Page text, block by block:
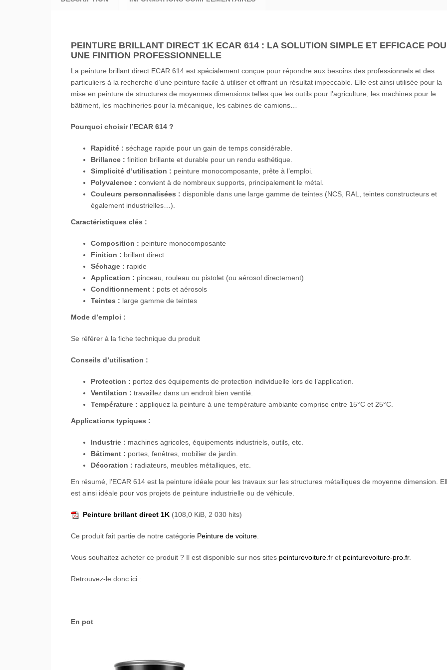
PEINTURE BRILLANT DIRECT 1K ECAR 614 : LA SOLUTION SIMPLE ET EFFICACE
UNE FINITION PROFESSIONNELLE
La peinture brillant direct ECAR 614 est spécialement conçue pour répondre aux besoins des professionnels et des
particuliers à la recherche d’une peinture facile à utiliser et offrant un résultat impeccable. Elle est ainsi utilisée pour la
mise en peinture de structures de moyennes dimensions telles que les outils pour l’agriculture, les machines pour le
bâtiment, les machineries pour la mécanique, les cabines de camions…
Pourquoi choisir l’ECAR 614 ?
Rapidité : séchage rapide pour un gain de temps considérable.
Brillance : finition brillante et durable pour un rendu esthétique.
Simplicité d’utilisation : peinture monocomposante, prête à l’emploi.
Polyvalence : convient à de nombreux supports, principalement le métal.
Couleurs personnalisées : disponible dans une large gamme de teintes (NCS, RAL, teintes constructeurs et
également industrielles…).
Caractéristiques clés :
Composition : peinture monocomposante
Finition : brillant direct
Séchage : rapide
Application : pinceau, rouleau ou pistolet (ou aérosol directement)
Conditionnement : pots et aérosols
Teintes : large gamme de teintes
Mode d’emploi :
Se référer à la fiche technique du produit
Conseils d’utilisation :
Protection : portez des équipements de protection individuelle lors de l’application.
Ventilation : travaillez dans un endroit bien ventilé.
Température : appliquez la peinture à une température ambiante comprise entre 15°C et 25°C.
Applications typiques :
Industrie : machines agricoles, équipements industriels, outils, etc.
Bâtiment : portes, fenêtres, mobilier de jardin.
Décoration : radiateurs, meubles métalliques, etc.
En résumé, l’ECAR 614 est la peinture idéale pour les travaux sur les structures métalliques de moyenne dimension.
est ainsi idéale pour vos projets de peinture industrielle ou de véhicule.
Peinture brillant direct 1K (108,0 KiB, 2 030 hits)
Ce produit fait partie de notre catégorie Peinture de voiture
Vous souhaitez acheter ce produit ? Il est disponible sur nos sites peinturevoiture.fr et peinturevoiture-pro.fr.
Retrouvez-le donc ici :
En pot